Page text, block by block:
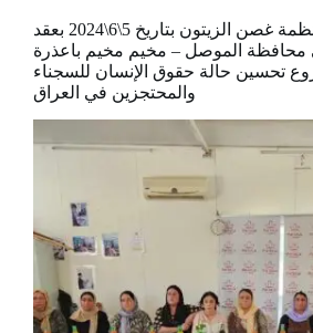
قامت منظمة غصن الزيتون بتاريخ 5\6\2024 بعقد
محافظة الموصل – مخيم مخيم باعذرة
تحسين حالة حقوق الإنسان للسجناء
والمحتجزين في العراق